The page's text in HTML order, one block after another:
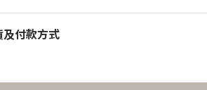
及付款方式